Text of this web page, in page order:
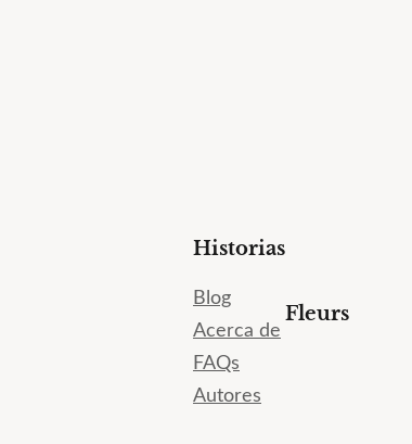
Historias
Blog
Acerca de
FAQs
Autores
Fleurs